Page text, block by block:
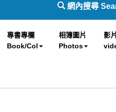
網內搜尋
專書專欄
Book/Col
相簿圖片
Photos
影片